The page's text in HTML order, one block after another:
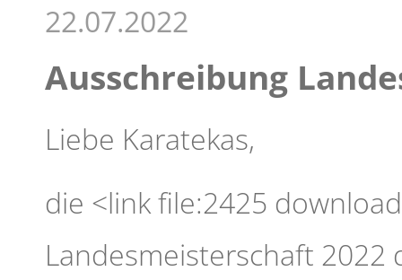
22.07.2022
Ausschreibung
Liebe Karatekas,
die <link file:2425
Landesmeisterschaft 2022